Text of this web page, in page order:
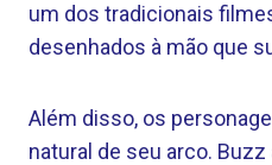
um dos tradicionais
desenhados à mão que
Além disso, os
natural de seu arco.